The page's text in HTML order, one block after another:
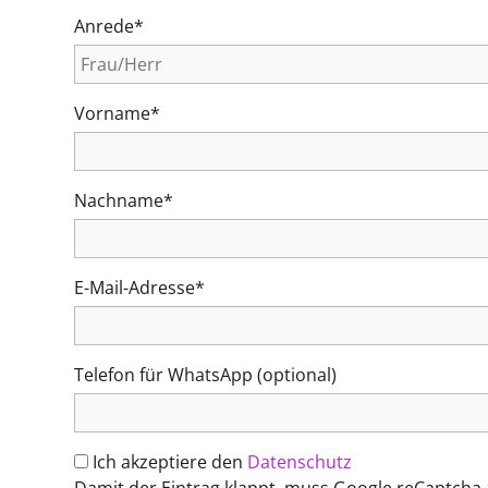
Anrede*
Vorname*
Nachname*
E-Mail-Adresse*
Telefon für WhatsApp (optional)
Ich akzeptiere den Datenschutz